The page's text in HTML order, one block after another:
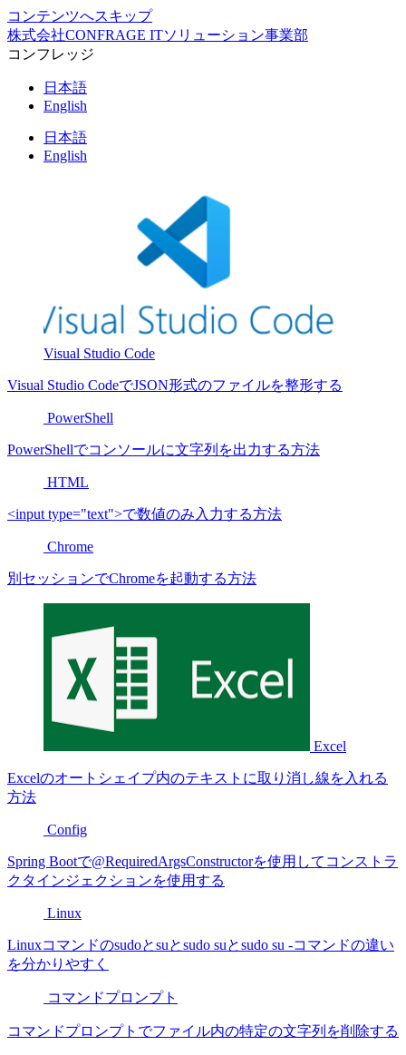
コンテンツへスキップ
株式会社CONFRAGE ITソリューション事業部
コンフレッジ
日本語
English
日本語
English
Visual Studio Code
Visual Studio CodeでJSON形式のファイルを整形する
PowerShell
PowerShellでコンソールに文字列を出力する方法
HTML
<input type="text">で数値のみ入力する方法
Chrome
別セッションでChromeを起動する方法
Excel
Excelのオートシェイプ内のテキストに取り消し線を入れる
方法
Config
Spring Bootで@RequiredArgsConstructorを使用してコンストラ
クタインジェクションを使用する
Linux
Linuxコマンドのsudoとsuとsudo suとsudo su -コマンドの違い
を分かりやすく
コマンドプロンプト
コマンドプロンプトでファイル内の特定の文字列を削除する